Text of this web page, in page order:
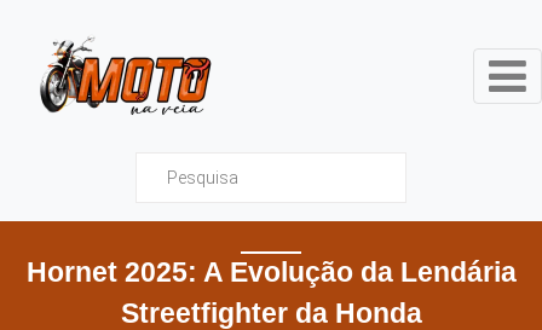
Moto na Veia - Tudo que
Hornet 2025: A Evolução da Lendária
Streetfighter da Honda